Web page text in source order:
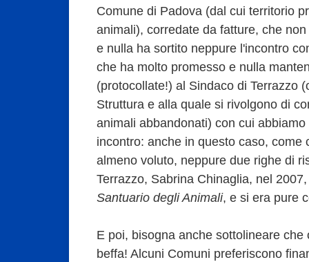
Comune di Padova (dal cui territorio
animali), corredate da fatture, che
e nulla ha sortito neppure l'incontro
che ha molto promesso e nulla
(protocollate!) al Sindaco di Terrazzo
Struttura e alla quale si rivolgono di
animali abbandonati) con cui
incontro: anche in questo caso, come
almeno voluto, neppure due righe di
Terrazzo, Sabrina Chinaglia, nel
Santuario degli Animali, e si era pure
E poi, bisogna anche sottolineare
beffa! Alcuni Comuni preferiscono